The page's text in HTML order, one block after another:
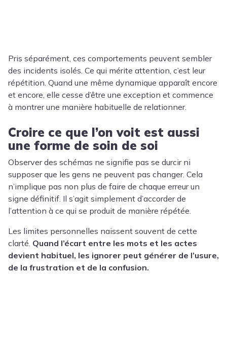
Pris séparément, ces comportements peuvent sembler
des incidents isolés. Ce qui mérite attention, c’est leur
répétition. Quand une même dynamique apparaît encore
et encore, elle cesse d’être une exception et commence
à montrer une manière habituelle de relationner.
Croire ce que l’on voit est aussi
une forme de soin de soi
Observer des schémas ne signifie pas se durcir ni
supposer que les gens ne peuvent pas changer. Cela
n’implique pas non plus de faire de chaque erreur un
signe définitif. Il s’agit simplement d’accorder de
l’attention à ce qui se produit de manière répétée.
Les limites personnelles naissent souvent de cette
clarté. Quand l’écart entre les mots et les actes
devient habituel, les ignorer peut générer de l’usure,
de la frustration et de la confusion.